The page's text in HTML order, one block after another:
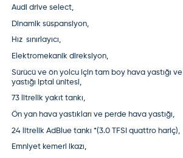
Audi drive select,
Dinamik süspansiyon,
Hız sınırlayıcı,
Elektromekanik direksiyon,
Sürücü ve ön yolcu için tam boy hava yastığı
yastığı iptal ünitesi,
73 litrelik yakıt tankı,
Ön yan hava yastıkları ve perde hava yastığı,
24 litrelik AdBlue tankı *(3.0 TFSI quattro hariç),
Emniyet kemeri ikazı,